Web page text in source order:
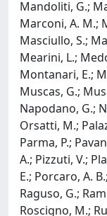
Mandoliti, G.;
Marconi, A. M.;
Masciullo, S.;
Mearini, L.;
Montanari, E.;
Muscas, G.;
Napodano, G.;
Orsatti, M.;
Parma, P.;
A.; Pizzuti, V.;
E.; Porcaro, A.
Raguso, G.;
Roscigno, M.;